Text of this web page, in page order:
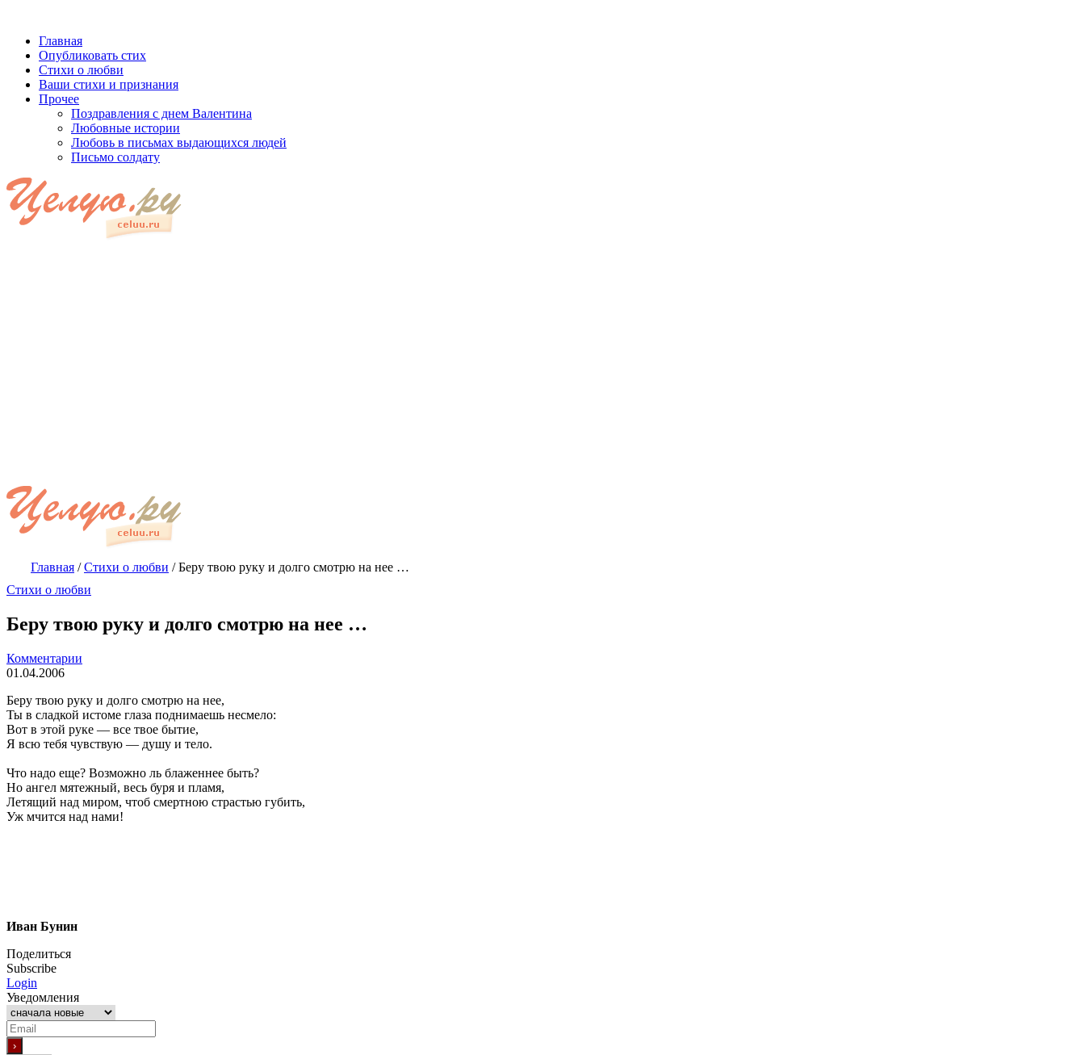
Главная
Опубликовать стих
Стихи о любви
Ваши стихи и признания
Прочее
Поздравления с днем Валентина
Любовные истории
Любовь в письмах выдающихся людей
Письмо солдату
Главная /Стихи о любви /Беру твою руку и долго смотрю на нее …
Стихи о любви
Беру твою руку и долго смотрю на нее …
Комментарии
01.04.2006
Беру твою руку и долго смотрю на нее,
Ты в сладкой истоме глаза поднимаешь несмело:
Вот в этой руке — все твое бытие,
Я всю тебя чувствую — душу и тело.
Что надо еще? Возможно ль блаженнее быть?
Но ангел мятежный, весь буря и пламя,
Летящий над миром, чтоб смертною страстью губить,
Уж мчится над нами!
Иван Бунин
Поделиться
Subscribe
Login
Уведомления